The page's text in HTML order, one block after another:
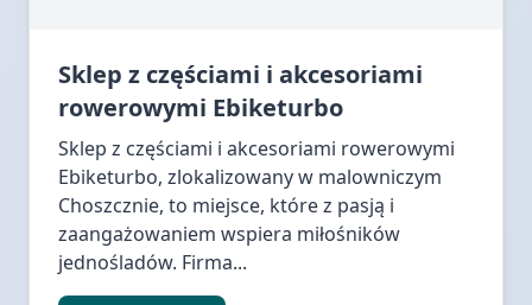
Sklep z częściami i akcesoriami
rowerowymi Ebiketurbo
Sklep z częściami i akcesoriami rowerowymi
Ebiketurbo, zlokalizowany w malowniczym
Choszcznie, to miejsce, które z pasją i
zaangażowaniem wspiera miłośników
jednośladów. Firma...